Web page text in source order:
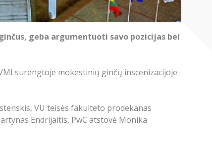
geba argumentuoti savo pozicijas bei
surengtoje mokestinių ginčų inscenizacijoje
VU teisės fakulteto prodekanas
Endrijaitis, PwC atstovė Monika